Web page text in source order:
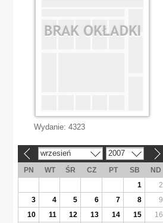
Wydanie: 4323
wrzesień 2007
PN WT ŚR CZ PT SB
ND
1
2
3
4 5 6 7 8
9
10
11 12 13 14 15
16